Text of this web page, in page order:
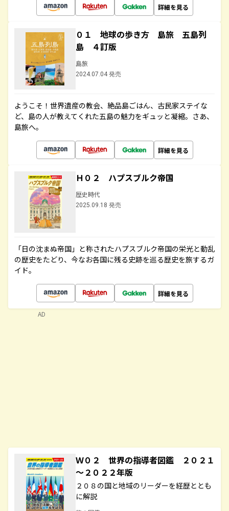
詳細を見る
０１ 地球の歩き方 島旅 五島列
島 ４訂版
島旅
2024.07.04 発売
ようこそ！世界遺産の教会、絶品島ごはん、古民家ステイな
ど、島の人が教えてくれた五島の魅力をギュッと凝縮。さあ、
島旅へ。
詳細を見る
Ｈ０２ ハプスブルク帝国
歴史時代
2025.09.18 発売
「日の沈まぬ帝国」と称されたハプスブルク帝国の栄光と動乱
の歴史をたどり、今なお各国に残る史跡を巡る歴史を旅するガ
イド。
詳細を見る
Ｗ０２ 世界の指導者図鑑 ２０２１
～２０２２年版
２０８の国と地域のリーダーを経歴ととも
に解説
AD